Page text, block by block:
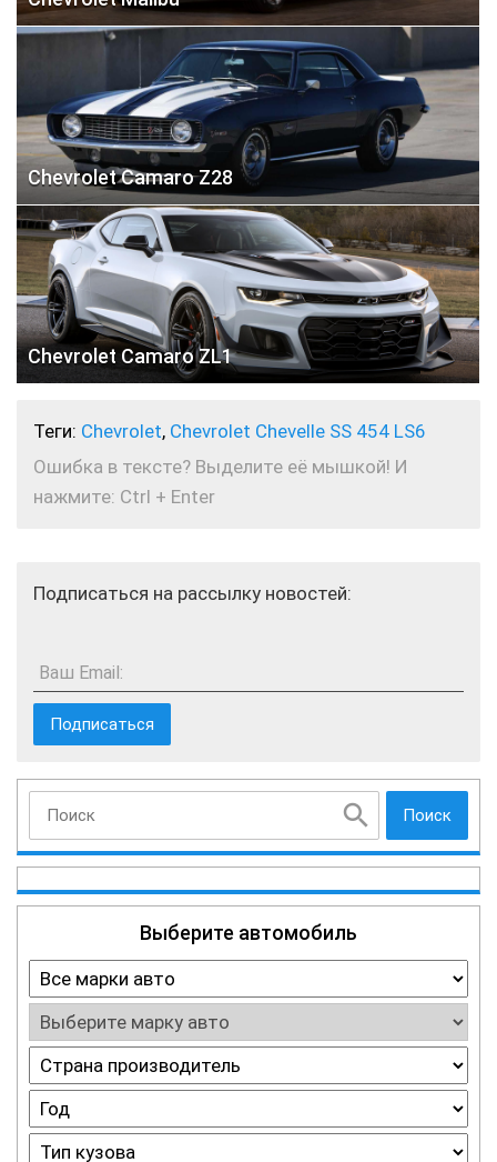
Поиск
Выберите автомобиль
Chevrolet Camaro Z28
Chevrolet Camaro ZL1
Теги: Chevrolet, Chevrolet Chevelle SS 454 LS6
Ошибка в тексте? Выделите её мышкой! И
нажмите: Ctrl + Enter
Подписаться на рассылку новостей:
Ваш Email: